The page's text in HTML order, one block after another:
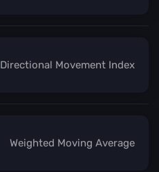
Directional Movement Index
Weighted Moving Average